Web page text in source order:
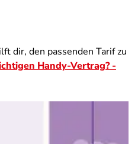
dir, den passenden Tarif zu
Handy-Vertrag? -